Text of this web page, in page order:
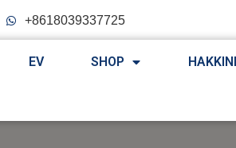
+8618039337725
EV SHOP